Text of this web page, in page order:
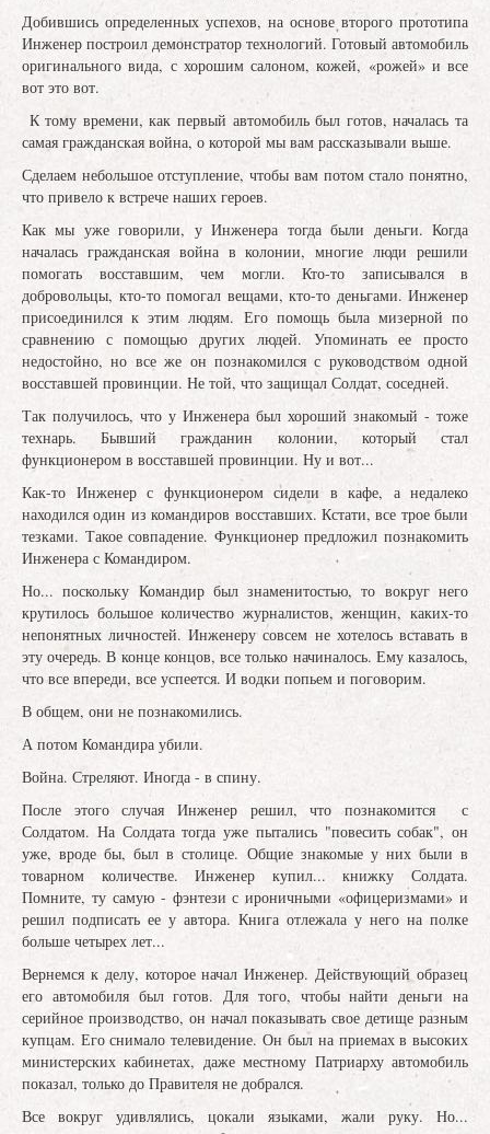
Добившись определенных успехов, на основе второго прототипа
Инженер построил демонстратор технологий. Готовый автомобиль
оригинального вида, с хорошим салоном, кожей, «рожей» и все
вот это вот.
К тому времени, как первый автомобиль был готов, началась та
самая гражданская война, о которой мы вам рассказывали выше.
Сделаем небольшое отступление, чтобы вам потом стало понятно,
что привело к встрече наших героев.
Как мы уже говорили, у Инженера тогда были деньги. Когда
началась гражданская война в колонии, многие люди решили
помогать восставшим, чем могли. Кто-то записывался в
добровольцы, кто-то помогал вещами, кто-то деньгами. Инженер
присоединился к этим людям. Его помощь была мизерной по
сравнению с помощью других людей. Упоминать ее просто
недостойно, но все же он познакомился с руководством одной
восставшей провинции. Не той, что защищал Солдат, соседней.
Так получилось, что у Инженера был хороший знакомый - тоже
технарь. Бывший гражданин колонии, который стал
функционером в восставшей провинции. Ну и вот...
Как-то Инженер с функционером сидели в кафе, а недалеко
находился один из командиров восставших. Кстати, все трое были
тезками. Такое совпадение. Функционер предложил познакомить
Инженера с Командиром.
Но... поскольку Командир был знаменитостью, то вокруг него
крутилось большое количество журналистов, женщин, каких-то
непонятных личностей. Инженеру совсем не хотелось вставать в
эту очередь. В конце концов, все только начиналось. Ему казалось,
что все впереди, все успеется. И водки попьем и поговорим.
В общем, они не познакомились.
А потом Командира убили.
Война. Стреляют. Иногда - в спину.
После этого случая Инженер решил, что познакомится с
Солдатом. На Солдата тогда уже пытались "повесить собак", он
уже, вроде бы, был в столице. Общие знакомые у них были в
товарном количестве. Инженер купил... книжку Солдата.
Помните, ту самую - фэнтези с ироничными «офицеризмами» и
решил подписать ее у автора. Книга отлежала у него на полке
больше четырех лет...
Вернемся к делу, которое начал Инженер. Действующий образец
его автомобиля был готов. Для того, чтобы найти деньги на
серийное производство, он начал показывать свое детище разным
купцам. Его снимало телевидение. Он был на приемах в высоких
министерских кабинетах, даже местному Патриарху автомобиль
показал, только до Правителя не добрался.
Все вокруг удивлялись, цокали языками, жали руку. Но...